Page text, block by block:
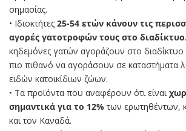
σημασίας.
• Ιδιοκτήτες 25-54 ετών κάνουν τις
αγορές γατοτροφών τους στο διαδίκτυο
κηδεμόνες γατών αγοράζουν στο διαδίκτυο
πιο πιθανό να αγοράσουν σε καταστήματα
ειδών κατοικίδιων ζώων.
• Τα προϊόντα που αναφέρουν ότι είναι
σημαντικά για το 12% των ερωτηθέντων,
και τον Καναδά.